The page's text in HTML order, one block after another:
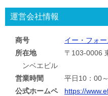
運営会社情報
商号
イー・フォ
所在地
〒103-0006
ンベエビル
営業時間
平日10：00
公式ホームペ
https://